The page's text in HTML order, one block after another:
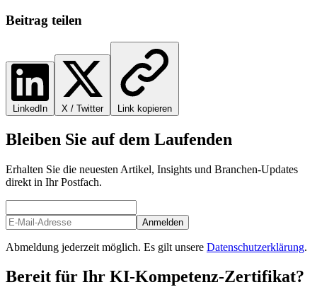
Beitrag teilen
LinkedIn X / Twitter Link kopieren
Bleiben Sie auf dem Laufenden
Erhalten Sie die neuesten Artikel, Insights und Branchen-Updates
direkt in Ihr Postfach.
Anmelden
Abmeldung jederzeit möglich. Es gilt unsere Datenschutzerklärung.
Bereit für Ihr KI-Kompetenz-Zertifikat?